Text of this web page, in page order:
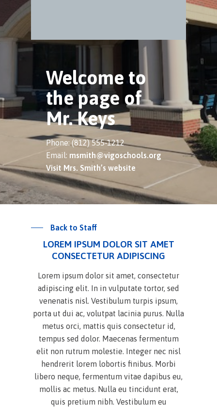
Welcome to
the page of
Mr. Keys
Phone: (812) 555-1212
Email: msmith@vigoschools.org
Visit Mrs. Smith’s website
Back to Staff
LOREM IPSUM DOLOR SIT AMET
CONSECTETUR ADIPISCING
Lorem ipsum dolor sit amet, consectetur
adipiscing elit. In in vulputate tortor, sed
venenatis nisl. Vestibulum turpis ipsum,
porta ut dui ac, volutpat lacinia purus. Nulla
metus orci, mattis quis consectetur id,
tempus sed dolor. Maecenas fermentum
elit non rutrum molestie. Integer nec nisl
hendrerit lorem lobortis finibus. Morbi
libero neque, fermentum vitae dapibus eu,
mollis ac metus. Nulla eu tincidunt erat,
quis pretium nibh. Vestibulum eu